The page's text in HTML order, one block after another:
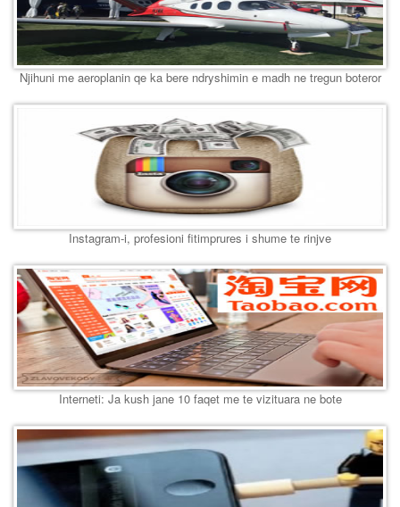
Njihuni me aeroplanin qe ka bere ndryshimin e madh ne tregun boteror
Instagram-i, profesioni fitimprures i shume te rinjve
Interneti: Ja kush jane 10 faqet me te vizituara ne bote